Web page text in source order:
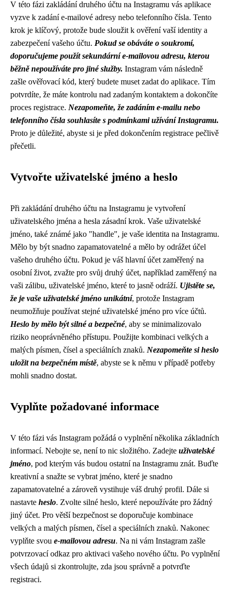
V této fázi zakládání druhého účtu na Instagramu vás aplikace
vyzve k zadání e-mailové adresy nebo telefonního čísla. Tento
krok je klíčový, protože bude sloužit k ověření vaší identity a
zabezpečení vašeho účtu. Pokud se obáváte o soukromí,
doporučujeme použít sekundární e-mailovou adresu, kterou
běžně nepoužíváte pro jiné služby. Instagram vám následně
zašle ověřovací kód, který budete muset zadat do aplikace. Tím
potvrdíte, že máte kontrolu nad zadaným kontaktem a dokončíte
proces registrace. Nezapomeňte, že zadáním e-mailu nebo
telefonního čísla souhlasíte s podmínkami užívání Instagramu.
Proto je důležité, abyste si je před dokončením registrace pečlivě
přečetli.
Vytvořte uživatelské jméno a heslo
Při zakládání druhého účtu na Instagramu je vytvoření
uživatelského jména a hesla zásadní krok. Vaše uživatelské
jméno, také známé jako "handle", je vaše identita na Instagramu.
Mělo by být snadno zapamatovatelné a mělo by odrážet účel
vašeho druhého účtu. Pokud je váš hlavní účet zaměřený na
osobní život, zvažte pro svůj druhý účet, například zaměřený na
vaši zálibu, uživatelské jméno, které to jasně odráží. Ujistěte se,
že je vaše uživatelské jméno unikátní, protože Instagram
neumožňuje používat stejné uživatelské jméno pro více účtů.
Heslo by mělo být silné a bezpečné, aby se minimalizovalo
riziko neoprávněného přístupu. Použijte kombinaci velkých a
malých písmen, čísel a speciálních znaků. Nezapomeňte si heslo
uložit na bezpečném místě, abyste se k němu v případě potřeby
mohli snadno dostat.
Vyplňte požadované informace
V této fázi vás Instagram požádá o vyplnění několika základních
informací. Nebojte se, není to nic složitého. Zadejte uživatelské
jméno, pod kterým vás budou ostatní na Instagramu znát. Buďte
kreativní a snažte se vybrat jméno, které je snadno
zapamatovatelné a zároveň vystihuje váš druhý profil. Dále si
nastavte heslo. Zvolte silné heslo, které nepoužíváte pro žádný
jiný účet. Pro větší bezpečnost se doporučuje kombinace
velkých a malých písmen, čísel a speciálních znaků. Nakonec
vyplňte svou e-mailovou adresu. Na ni vám Instagram zašle
potvrzovací odkaz pro aktivaci vašeho nového účtu. Po vyplnění
všech údajů si zkontrolujte, zda jsou správně a potvrďte
registraci.